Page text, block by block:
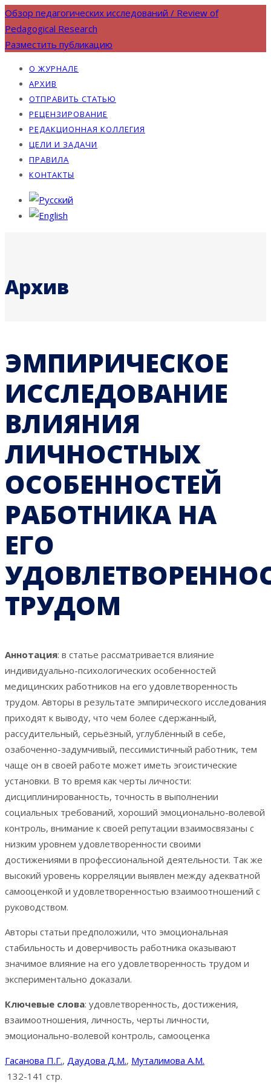
Обзор педагогических исследований / Review of
Pedagogical Research
Разместить публикацию
О ЖУРНАЛЕ
АРХИВ
ОТПРАВИТЬ СТАТЬЮ
РЕЦЕНЗИРОВАНИЕ
РЕДАКЦИОННАЯ КОЛЛЕГИЯ
ЦЕЛИ И ЗАДАЧИ
ПРАВИЛА
КОНТАКТЫ
Архив
ЭМПИРИЧЕСКОЕ
ИССЛЕДОВАНИЕ
ВЛИЯНИЯ
ЛИЧНОСТНЫХ
ОСОБЕННОСТЕЙ
РАБОТНИКА НА
ЕГО
ТРУДОМ
Аннотация: в статье рассматривается влияние
индивидуально-психологических особенностей
медицинских работников на его удовлетворенность
трудом. Авторы в результате эмпирического исследования
приходят к выводу, что чем более сдержанный,
рассудительный, серьёзный, углублённый в себе,
озабоченно-задумчивый, пессимистичный работник, тем
чаще он в своей работе может иметь эгоистические
установки. В то время как черты личности:
дисциплинированность, точность в выполнении
социальных требований, хороший эмоционально-волевой
контроль, внимание к своей репутации взаимосвязаны с
низким уровнем удовлетворенности своими
достижениями в профессиональной деятельности. Так же
высокий уровень корреляции выявлен между адекватной
самооценкой и удовлетворенностью взаимоотношений с
руководством.
Авторы статьи предположили, что эмоциональная
стабильность и доверчивость работника оказывают
значимое влияние на его удовлетворенность трудом и
экспериментально доказали.
Ключевые слова: удовлетворенность, достижения,
взаимоотношения, личность, черты личности,
эмоционально-волевой контроль, самооценка
Гасанова П.Г., Даудова Д.М., Муталимова А.М.
132-141 стр.